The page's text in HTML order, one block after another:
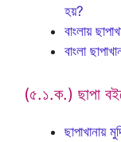
হয়?
বাংলায়
বাংলা
(৫.১.ক.) ছাপা
ছাপাখানায়